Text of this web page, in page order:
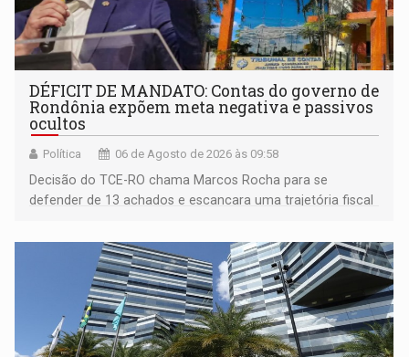
DÉFICIT DE MANDATO: Contas do governo de
Rondônia expõem meta negativa e passivos
ocultos
Política 06 de Agosto de 2026 às 09:58
Decisão do TCE-RO chama Marcos Rocha para se
defender de 13 achados e escancara uma trajetória fiscal
mandato